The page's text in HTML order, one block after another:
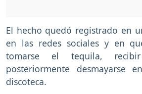
El hecho quedó registrado en
en las redes sociales y en
tomarse el tequila,
posteriormente desmayarse
discoteca.